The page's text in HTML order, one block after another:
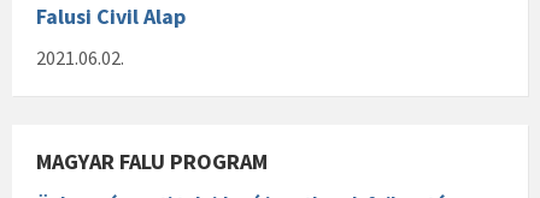
Falusi Civil Alap
2021.06.02.
MAGYAR FALU PROGRAM